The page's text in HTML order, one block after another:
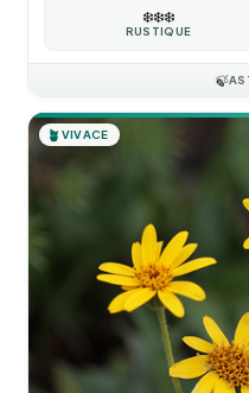
❄️❄️❄️
RUSTIQUE
🍃
🪴 VIVACE